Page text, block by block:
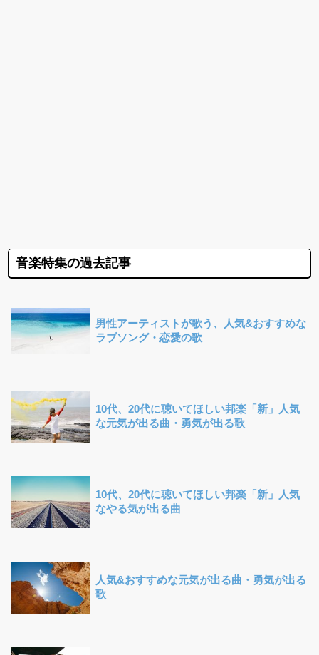
音楽特集の過去記事
男性アーティストが歌う、人気&おすすめな
ラブソング・恋愛の歌
10代、20代に聴いてほしい邦楽「新」人気
な元気が出る曲・勇気が出る歌
10代、20代に聴いてほしい邦楽「新」人気
なやる気が出る曲
人気&おすすめな元気が出る曲・勇気が出る
歌